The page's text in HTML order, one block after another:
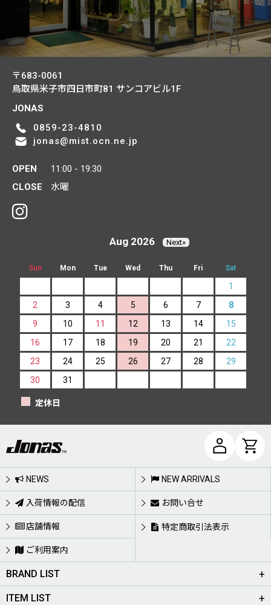
〒683-0061
鳥取県米子市四日市町81 サンコアビル1F
JONAS
0859-23-4810
jonas@mist.ocn.ne.jp
OPEN
11:00 - 19:30
CLOSE
水曜
Aug 2026 Next»
Sun Mon Tue Wed Thu Fri Sat
1
2
3 4 5 6 7
8
9
10 11 12 13 14
15
16
17 18 19 20 21
22
23
24 25 26 27 28
29
30
31
定休日
NEWS NEW ARRIVALS
入荷情報の配信 お問い合せ
店舗情報 特定商取引法表示
ご利用案内
BRAND LIST
ITEM LIST